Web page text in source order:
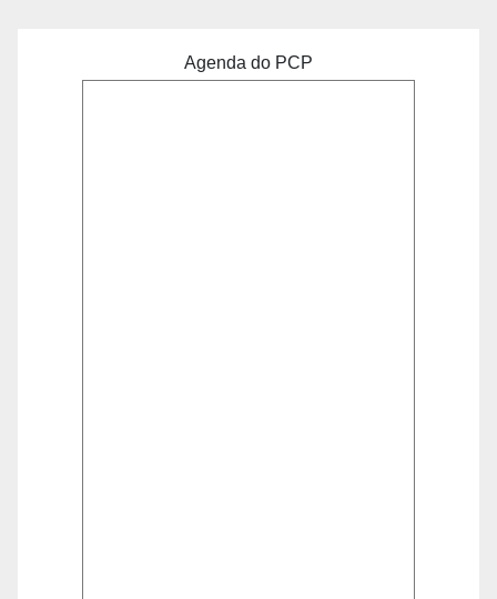
Agenda do PCP